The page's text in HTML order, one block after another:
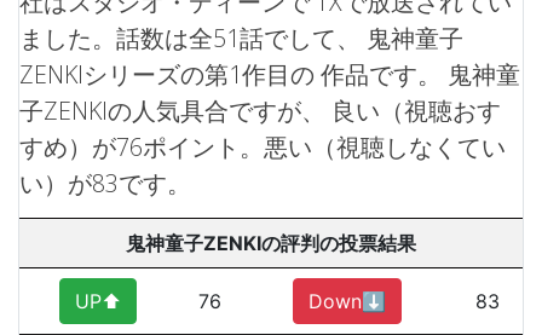
ました。話数は全51話でして、 鬼神童子
ZENKIシリーズの第1作目の 作品です。
鬼神童
子ZENKIの人気具合ですが、 良い（視聴おす
すめ）が76ポイント。悪い（視聴しなくてい
い）が83です。
鬼神童子ZENKIの評判の投票結果
UP⬆︎ 76 Down⬇︎ 83